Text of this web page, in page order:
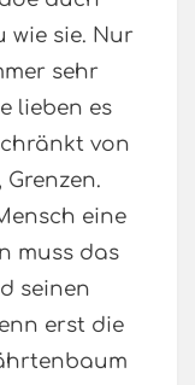
wie sie. Nur
sehr
lieben es
von
eine
muss das
seinen
erst die